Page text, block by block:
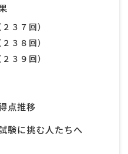
３７回）
３８回）
３９回）
点推移
験に挑む人たちへ